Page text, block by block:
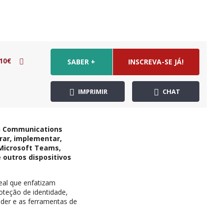
SABER + INSCREVA-SE JÁ!
IMPRIMIR CHAT
implementar,
Teams,
outros dispositivos
que enfatizam
de identidade,
e as ferramentas de